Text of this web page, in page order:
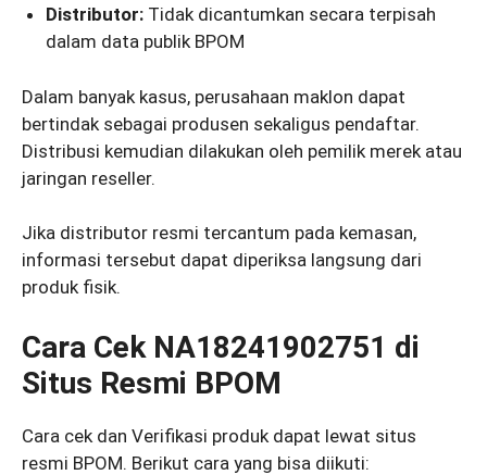
Distributor: Tidak dicantumkan secara terpisah
dalam data publik BPOM
Dalam banyak kasus, perusahaan maklon dapat
bertindak sebagai produsen sekaligus pendaftar.
Distribusi kemudian dilakukan oleh pemilik merek atau
jaringan reseller.
Jika distributor resmi tercantum pada kemasan,
informasi tersebut dapat diperiksa langsung dari
produk fisik.
Cara Cek NA18241902751 di
Situs Resmi BPOM
Cara cek dan Verifikasi produk dapat lewat situs
resmi BPOM. Berikut cara yang bisa diikuti: